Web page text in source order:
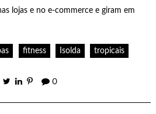
lojas e no e-commerce e giram em
fitness Isolda tropicais
0